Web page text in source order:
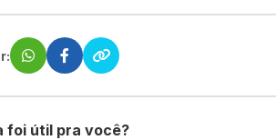
foi útil pra você?